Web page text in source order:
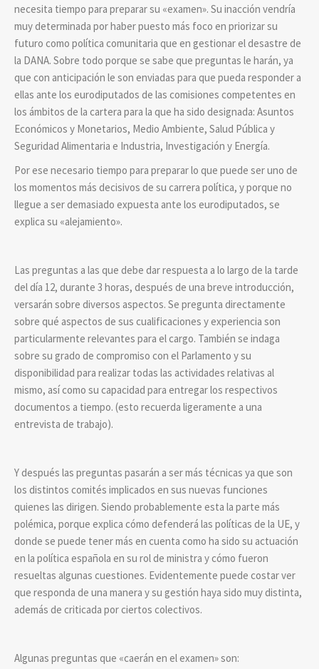
necesita tiempo para preparar su «examen». Su inacción vendría
muy determinada por haber puesto más foco en priorizar su
futuro como política comunitaria que en gestionar el desastre de
la DANA. Sobre todo porque se sabe que preguntas le harán, ya
que con anticipación le son enviadas para que pueda responder a
ellas ante los eurodiputados de las comisiones competentes en
los ámbitos de la cartera para la que ha sido designada: Asuntos
Económicos y Monetarios, Medio Ambiente, Salud Pública y
Seguridad Alimentaria e Industria, Investigación y Energía.
Por ese necesario tiempo para preparar lo que puede ser uno de
los momentos más decisivos de su carrera política, y porque no
llegue a ser demasiado expuesta ante los eurodiputados, se
explica su «alejamiento».
Las preguntas a las que debe dar respuesta a lo largo de la tarde
del día 12, durante 3 horas, después de una breve introducción,
versarán sobre diversos aspectos. Se pregunta directamente
sobre qué aspectos de sus cualificaciones y experiencia son
particularmente relevantes para el cargo. También se indaga
sobre su grado de compromiso con el Parlamento y su
disponibilidad para realizar todas las actividades relativas al
mismo, así como su capacidad para entregar los respectivos
documentos a tiempo. (esto recuerda ligeramente a una
entrevista de trabajo).
Y después las preguntas pasarán a ser más técnicas ya que son
los distintos comités implicados en sus nuevas funciones
quienes las dirigen. Siendo probablemente esta la parte más
polémica, porque explica cómo defenderá las políticas de la UE, y
donde se puede tener más en cuenta como ha sido su actuación
en la política española en su rol de ministra y cómo fueron
resueltas algunas cuestiones. Evidentemente puede costar ver
que responda de una manera y su gestión haya sido muy distinta,
además de criticada por ciertos colectivos.
Algunas preguntas que «caerán en el examen» son: